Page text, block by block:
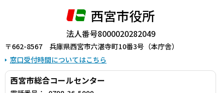
西宮市役所
法人番号8000020282049
〒662-8567 兵庫県西宮市六湛寺町10番3号（本庁舎）
窓口受付時間についてはこちら
西宮市総合コールセンター